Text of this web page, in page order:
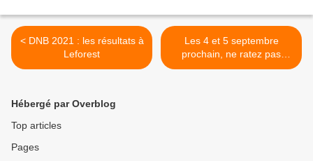
< DNB 2021 : les résultats à
Leforest
Les 4 et 5 septembre
prochain, ne ratez pas
Leforest en fête ! >
Hébergé par Overblog
Top articles
Pages